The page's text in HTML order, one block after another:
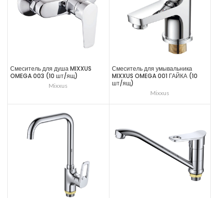
Смеситель для душа MIXXUS
OMEGA 003 (10 шт/ящ)
Mixxus
Смеситель для умывальника
MIXXUS OMEGA 001 ГАЙКА (10
шт/ящ)
Mixxus